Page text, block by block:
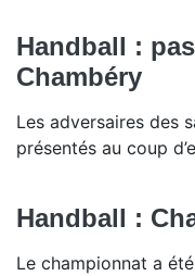
Handball :
Chambéry
Les adversaires des
présentés au coup
Handball :
Le championnat a